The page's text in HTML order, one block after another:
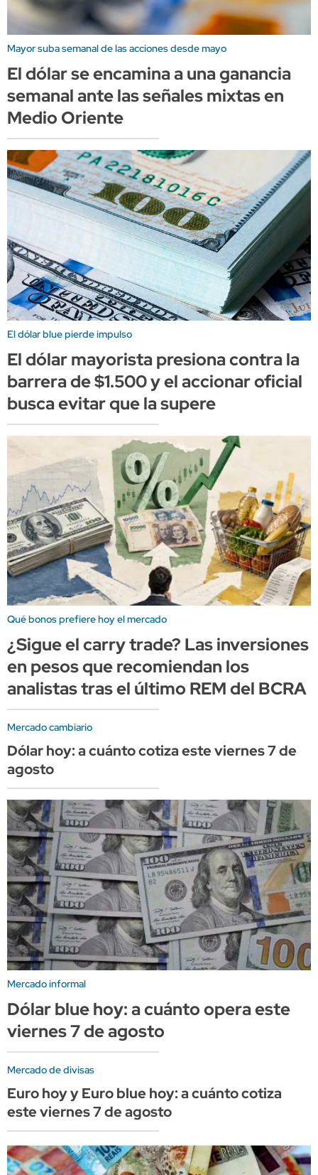
Mayor suba semanal de las acciones desde mayo
El dólar se encamina a una ganancia
semanal ante las señales mixtas en
Medio Oriente
El dólar blue pierde impulso
El dólar mayorista presiona contra la
barrera de $1.500 y el accionar oficial
busca evitar que la supere
Qué bonos prefiere hoy el mercado
¿Sigue el carry trade? Las inversiones
en pesos que recomiendan los
analistas tras el último REM del BCRA
Mercado cambiario
Dólar hoy: a cuánto cotiza este viernes 7 de
agosto
Mercado informal
Dólar blue hoy: a cuánto opera este
viernes 7 de agosto
Mercado de divisas
Euro hoy y Euro blue hoy: a cuánto cotiza
este viernes 7 de agosto